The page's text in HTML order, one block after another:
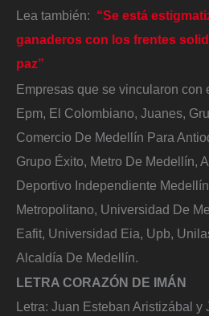
Lea también: “Se está
ganaderos con los frentes
paz”
Empresas que se vincularon con
Epm, El Colombiano, Juanes,
Comercio De Medellín Para
Grupo Éxito, Metro De Medellín,
Deportivo Independiente
Metropolitano, Universidad De
Eafit, Universidad Eia, Upb,
Alcaldía De Medellín.
LETRA CORAZÓN DE IMÁN
Letra: Juan Esteban Aristizábal y